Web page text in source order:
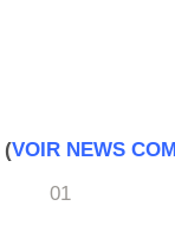
(VOIR NEWS